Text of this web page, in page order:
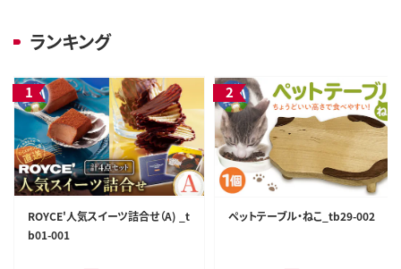
ランキング
ROYCE'人気スイーツ詰合せ（A) _t
b01-001
ペットテーブル・ねこ_tb29-002